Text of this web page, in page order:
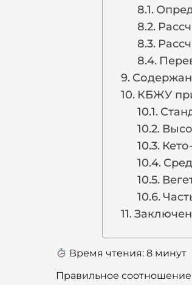
КБЖУ
Время чтения: 8 минут
Правильное